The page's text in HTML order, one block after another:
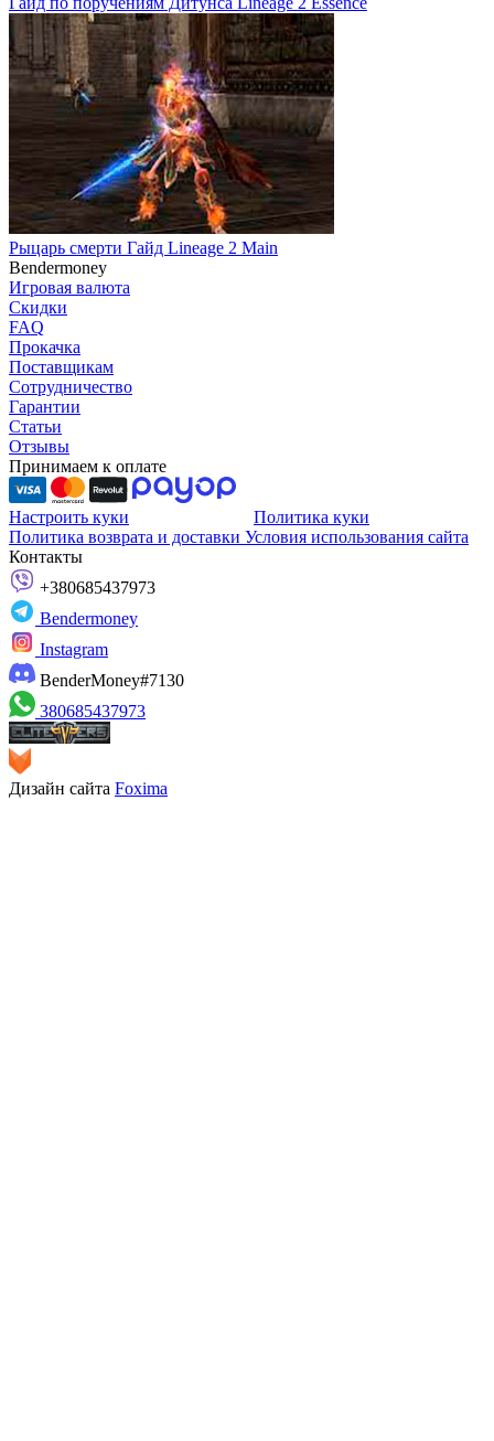
Рыцарь смерти Гайд Lineage 2 Main
Bendermoney
Игровая валюта
Скидки
FAQ
Прокачка
Поставщикам
Сотрудничество
Гарантии
Статьи
Отзывы
Принимаем к оплате
Настроить куки
Политика куки
Политика возврата и доставки Условия использования сайта
Контакты
+380685437973
Bendermoney
Instagram
BenderMoney#7130
380685437973
Дизайн сайта Foxima